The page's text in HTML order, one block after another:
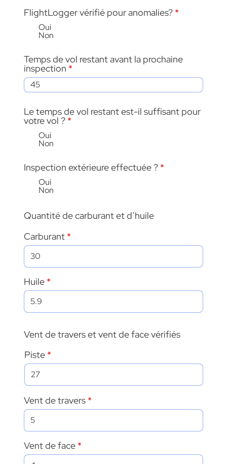
FlightLogger vérifié pour anomalies? *
Oui
Non
Temps de vol restant avant la prochaine
inspection
Le temps de vol restant est-il suffisant pour
votre vol ? *
Oui
Non
Inspection extérieure effectuée ? *
Oui
Non
Quantité de carburant et d’huile
Carburant
Huile
Vent de travers et vent de face vérifiés
Piste
Vent de travers
Vent de face